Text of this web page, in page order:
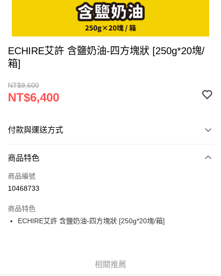
ECHIRE艾許 含鹽奶油-四方塊狀 [250g*20塊/
箱]
NT$9,600
NT$6,400
付款與運送方式
信用卡一次付款
LINE Pay
街口支付
商品特色
商品編號
10468733
商品特色
ECHIRE艾許 含鹽奶油-四方塊狀 [250g*20塊/箱]
相關推薦